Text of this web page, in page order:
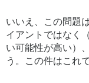
いいえ、この問題
イアントではなく
い可能性が高い）
う。この件はこれ